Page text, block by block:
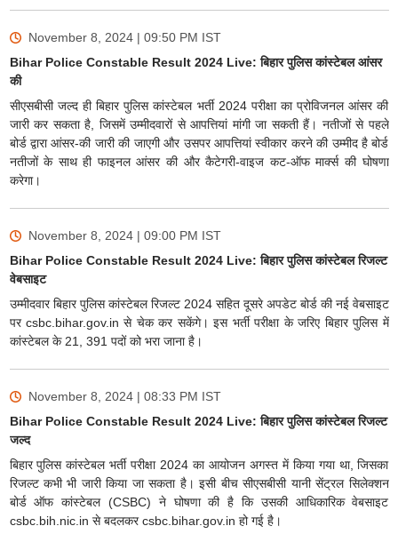
November 8, 2024 | 09:50 PM IST
Bihar Police Constable Result 2024 Live: बिहार पुलिस कांस्टेबल आंसर
की
सीएसबीसी जल्द ही बिहार पुलिस कांस्टेबल भर्ती 2024 परीक्षा का प्रोविजनल आंसर की
जारी कर सकता है, जिसमें उम्मीदवारों से आपत्तियां मांगी जा सकती हैं। नतीजों से पहले
बोर्ड द्वारा आंसर-की जारी की जाएगी और उसपर आपत्तियां स्वीकार करने की उम्मीद है बोर्ड
नतीजों के साथ ही फाइनल आंसर की और कैटेगरी-वाइज कट-ऑफ मार्क्स की घोषणा
करेगा।
November 8, 2024 | 09:00 PM IST
Bihar Police Constable Result 2024 Live: बिहार पुलिस कांस्टेबल रिजल्ट
वेबसाइट
उम्मीदवार बिहार पुलिस कांस्टेबल रिजल्ट 2024 सहित दूसरे अपडेट बोर्ड की नई वेबसाइट
पर csbc.bihar.gov.in से चेक कर सकेंगे। इस भर्ती परीक्षा के जरिए बिहार पुलिस में
कांस्टेबल के 21, 391 पदों को भरा जाना है।
November 8, 2024 | 08:33 PM IST
Bihar Police Constable Result 2024 Live: बिहार पुलिस कांस्टेबल रिजल्ट
जल्द
बिहार पुलिस कांस्टेबल भर्ती परीक्षा 2024 का आयोजन अगस्त में किया गया था, जिसका
रिजल्ट कभी भी जारी किया जा सकता है। इसी बीच सीएसबीसी यानी सेंट्रल सिलेक्शन
बोर्ड ऑफ कांस्टेबल (CSBC) ने घोषणा की है कि उसकी आधिकारिक वेबसाइट
csbc.bih.nic.in से बदलकर csbc.bihar.gov.in हो गई है।